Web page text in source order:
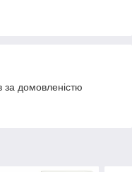
за домовленістю